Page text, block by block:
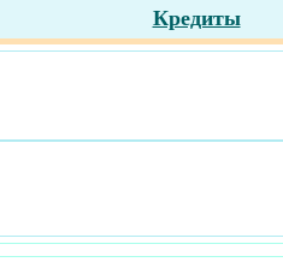
Кредиты